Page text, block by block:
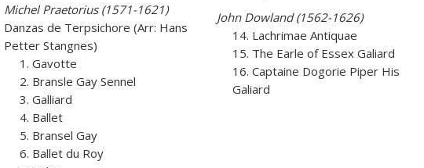
Michel Praetorius (1571-1621)
Danzas de Terpsichore (Arr: Hans
Petter Stangnes)
1. Gavotte
2. Bransle Gay Sennel
3. Galliard
4. Ballet
5. Bransel Gay
6. Ballet du Roy
John Dowland (1562-1626)
14. Lachrimae Antiquae
15. The Earle of Essex Galiard
16. Captaine Dogorie Piper His
Galiard